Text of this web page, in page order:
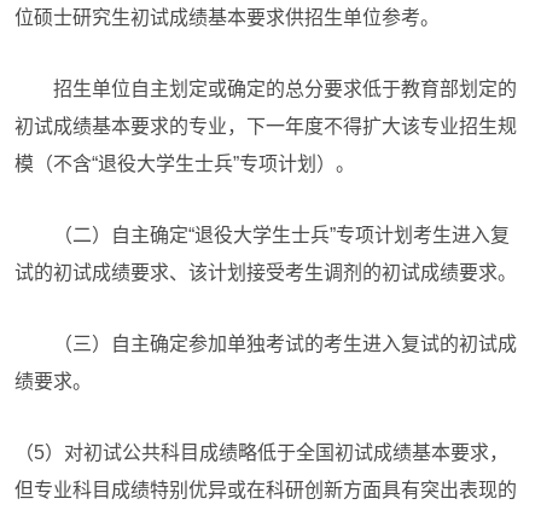
位硕士研究生初试成绩基本要求供招生单位参考。
招生单位自主划定或确定的总分要求低于教育部划定的
初试成绩基本要求的专业，下一年度不得扩大该专业招生规
模（不含“退役大学生士兵”专项计划）。
（二）自主确定“退役大学生士兵”专项计划考生进入复
试的初试成绩要求、该计划接受考生调剂的初试成绩要求。
（三）自主确定参加单独考试的考生进入复试的初试成
绩要求。
（5）对初试公共科目成绩略低于全国初试成绩基本要求，
但专业科目成绩特别优异或在科研创新方面具有突出表现的